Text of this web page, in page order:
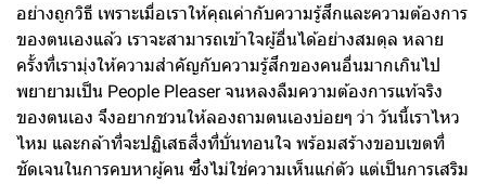
อย่างถูกวิธี เพราะเมื่อเราให้คุณค่ากับความรู้สึกและความต้องการ
ของตนเองแล้ว เราจะสามารถเข้าใจผู้อื่นได้อย่างสมดุล หลาย
ครั้งที่เรามุ่งให้ความสำคัญกับความรู้สึกของคนอื่นมากเกินไป
พยายามเป็น People Pleaser จนหลงลืมความต้องการแท้จริง
ของตนเอง จึงอยากชวนให้ลองถามตนเองบ่อยๆ ว่า วันนี้เราไหว
ไหม และกล้าที่จะปฏิเสธสิ่งที่บั่นทอนใจ พร้อมสร้างขอบเขตที่
ชัดเจนในการคบหาผู้คน ซึ่งไม่ใช่ความเห็นแก่ตัว แต่เป็นการเสริม